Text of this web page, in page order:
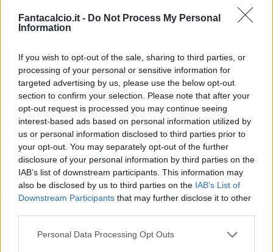
Fantacalcio.it - Do Not Process My Personal
Information
If you wish to opt-out of the sale, sharing to third parties, or
processing of your personal or sensitive information for
targeted advertising by us, please use the below opt-out
section to confirm your selection. Please note that after your
opt-out request is processed you may continue seeing
interest-based ads based on personal information utilized by
us or personal information disclosed to third parties prior to
your opt-out. You may separately opt-out of the further
disclosure of your personal information by third parties on the
IAB’s list of downstream participants. This information may
also be disclosed by us to third parties on the IAB’s List of
Downstream Participants that may further disclose it to other
Personal Data Processing Opt Outs
importante per quello che vogliamo offrire,
Fantacalcio parte dalla passione ma tutto questo
scendono in campo. Questo accordo si basa su
due pilastri, vogliamo portare più Fantacalcio in
Serie A e dall'altro vogliamo portare più Serie A in
Fantacalcio con immagini e contenuti".
Chiara Giuffrida:"Quest'anno l'appuntamento
con Fantacalcio su Radio tv Serie A raddoppia:
dal lunedì al venerdì su Twitch e Youtube dalle 15
alle 16 e su Radio tv Serie A dalle 16 alle 17".